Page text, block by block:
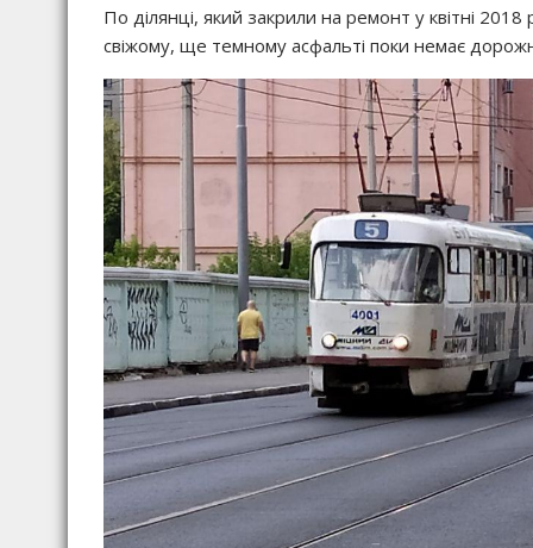
По ділянці, який закрили на ремонт у квітні
свіжому, ще темному асфальті поки немає